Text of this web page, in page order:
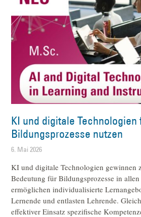
KI und digitale Technologien
Bildungsprozesse nutzen
6. Mai 2026
KI und digitale Technologien gewinnen
Bedeutung für Bildungsprozesse in allen
ermöglichen individualisierte
Lernende und entlasten Lehrende.
effektiver Einsatz spezifische